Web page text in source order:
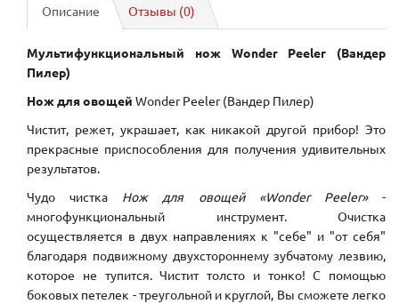
Описание Отзывы (0)
Мультифункциональный нож Wonder Peeler (Вандер
Пилер)
Нож для овощей Wonder Peeler (Вандер Пилер)
Чистит, режет, украшает, как никакой другой прибор! Это
прекрасные приспособления для получения удивительных
результатов.
Чудо чистка Нож для овощей «Wonder Peeler»-
многофункциональный инструмент. Очистка
осуществляется в двух направлениях к "себе" и "от себя"
благодаря подвижному двухстороннему зубчатому лезвию,
которое не тупится. Чистит толсто и тонко! С помощью
боковых петелек - треугольной и круглой, Вы сможете легко